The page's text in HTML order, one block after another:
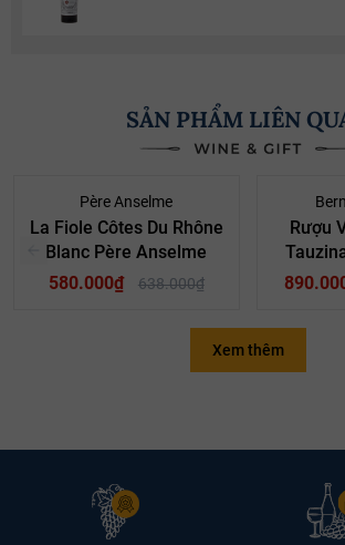
SẢN PHẨM LIÊN
Père Anselme
La Fiole Côtes Du Rhône
Blanc Père Anselme
580.000₫
638.000₫
Rượu
Xem thêm